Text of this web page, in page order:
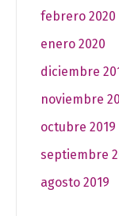
febrero 2020
enero 2020
diciembre
noviembre
octubre 2019
septiembre
agosto 2019